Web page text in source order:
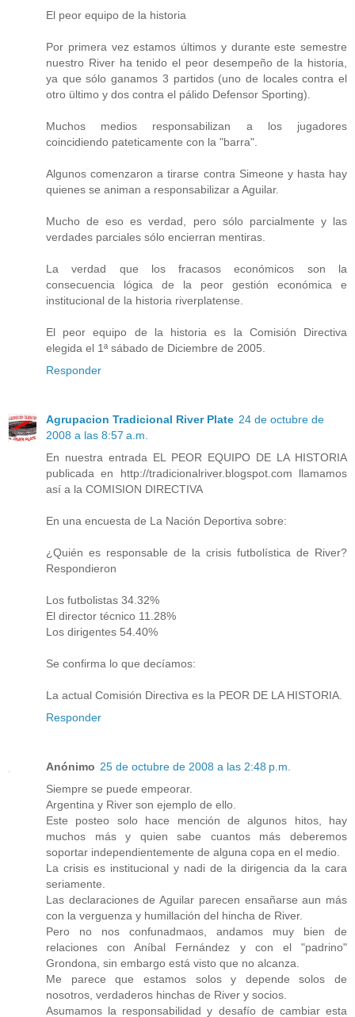
El peor equipo de la historia
Por primera vez estamos últimos y durante este semestre
nuestro River ha tenido el peor desempeño de la historia,
ya que sólo ganamos 3 partidos (uno de locales contra el
otro ültimo y dos contra el pálido Defensor Sporting).
Muchos medios responsabilizan a los jugadores
coincidiendo pateticamente con la "barra".
Algunos comenzaron a tirarse contra Simeone y hasta hay
quienes se animan a responsabilizar a Aguilar.
Mucho de eso es verdad, pero sólo parcialmente y las
verdades parciales sólo encierran mentiras.
La verdad que los fracasos económicos son la
consecuencia lógica de la peor gestión económica e
institucional de la historia riverplatense.
El peor equipo de la historia es la Comisión Directiva
elegida el 1ª sábado de Diciembre de 2005.
Responder
Agrupacion Tradicional River Plate 24 de octubre de
2008 a las 8:57 a.m.
En nuestra entrada EL PEOR EQUIPO DE LA HISTORIA
publicada en http://tradicionalriver.blogspot.com llamamos
así a la COMISION DIRECTIVA
En una encuesta de La Nación Deportiva sobre:
¿Quién es responsable de la crisis futbolística de River?
Respondieron
Los futbolistas 34.32%
El director técnico 11.28%
Los dirigentes 54.40%
Se confirma lo que decíamos:
La actual Comisión Directiva es la PEOR DE LA HISTORIA.
Responder
Anónimo 25 de octubre de 2008 a las 2:48 p.m.
Siempre se puede empeorar.
Argentina y River son ejemplo de ello.
Este posteo solo hace mención de algunos hitos, hay
muchos más y quien sabe cuantos más deberemos
soportar independientemente de alguna copa en el medio.
La crisis es institucional y nadi de la dirigencia da la cara
seriamente.
Las declaraciones de Aguilar parecen ensañarse aun más
con la verguenza y humillación del hincha de River.
Pero no nos confunadmaos, andamos muy bien de
relaciones con Aníbal Fernández y con el "padrino"
Grondona, sin embargo está visto que no alcanza.
Me parece que estamos solos y depende solos de
nosotros, verdaderos hinchas de River y socios.
Asumamos la responsabilidad y desafío de cambiar esta